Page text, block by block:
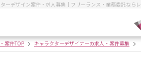
ーデザイン案件・求人募集｜フリーランス・業務委託なら
案件TOP キャラクターデザイナーの求人・案件募集